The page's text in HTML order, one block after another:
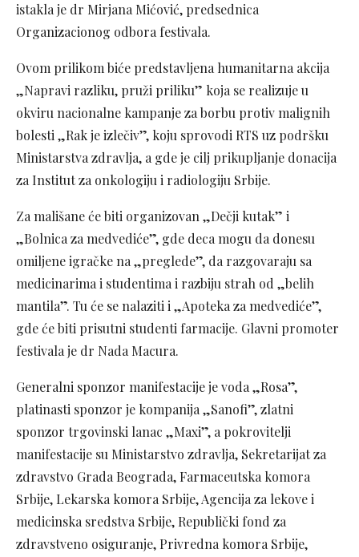
istakla je dr Mirjana Mićović, predsednica
Organizacionog odbora festivala.
Ovom prilikom biće predstavljena humanitarna akcija
„Napravi razliku, pruži priliku” koja se realizuje u
okviru nacionalne kampanje za borbu protiv malignih
bolesti „Rak je izlečiv”, koju sprovodi RTS uz podršku
Ministarstva zdravlja, a gde je cilj prikupljanje donacija
za Institut za onkologiju i radiologiju Srbije.
Za mališane će biti organizovan „Dečji kutak” i
„Bolnica za medvediće”, gde deca mogu da donesu
omiljene igračke na „preglede”, da razgovaraju sa
medicinarima i studentima i razbiju strah od „belih
mantila”. Tu će se nalaziti i „Apoteka za medvediće”,
gde će biti prisutni studenti farmacije. Glavni promoter
festivala je dr Nada Macura.
Generalni sponzor manifestacije je voda „Rosa”,
platinasti sponzor je kompanija „Sanofi”, zlatni
sponzor trgovinski lanac „Maxi”, a pokrovitelji
manifestacije su Ministarstvo zdravlja, Sekretarijat za
zdravstvo Grada Beograda, Farmaceutska komora
Srbije, Lekarska komora Srbije, Agencija za lekove i
medicinska sredstva Srbije, Republički fond za
zdravstveno osiguranje, Privredna komora Srbije,